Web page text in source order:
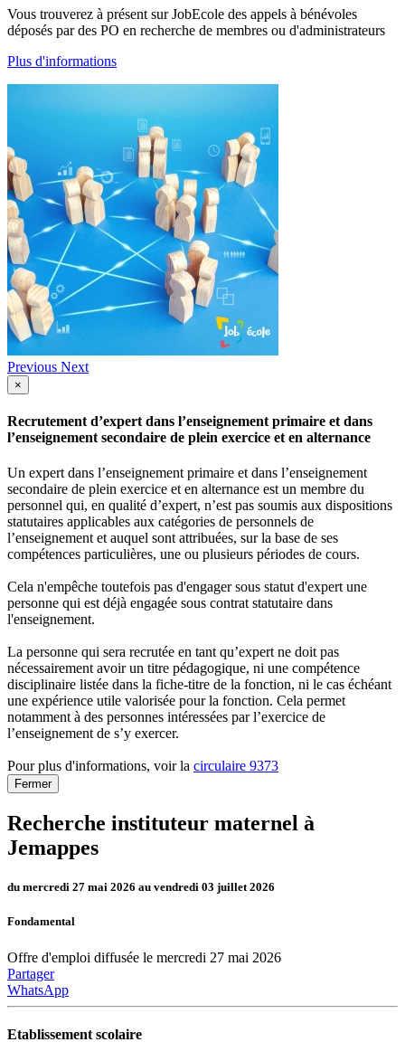
Vous trouverez à présent sur JobEcole des appels à bénévoles
déposés par des PO en recherche de membres ou d'administrateurs
Plus d'informations
Previous Next
×
Recrutement d’expert dans l’enseignement primaire et dans
l’enseignement secondaire de plein exercice et en alternance
Un expert dans l’enseignement primaire et dans l’enseignement
secondaire de plein exercice et en alternance est un membre du
personnel qui, en qualité d’expert, n’est pas soumis aux dispositions
statutaires applicables aux catégories de personnels de
l’enseignement et auquel sont attribuées, sur la base de ses
compétences particulières, une ou plusieurs périodes de cours.
Cela n'empêche toutefois pas d'engager sous statut d'expert une
personne qui est déjà engagée sous contrat statutaire dans
l'enseignement.
La personne qui sera recrutée en tant qu’expert ne doit pas
nécessairement avoir un titre pédagogique, ni une compétence
disciplinaire listée dans la fiche-titre de la fonction, ni le cas échéant
une expérience utile valorisée pour la fonction. Cela permet
notamment à des personnes intéressées par l’exercice de
l’enseignement de s’y exercer.
Pour plus d'informations, voir la circulaire 9373
Fermer
Recherche instituteur maternel à
Jemappes
du mercredi 27 mai 2026 au vendredi 03 juillet 2026
Fondamental
Offre d'emploi diffusée le mercredi 27 mai 2026
Partager
WhatsApp
Etablissement scolaire